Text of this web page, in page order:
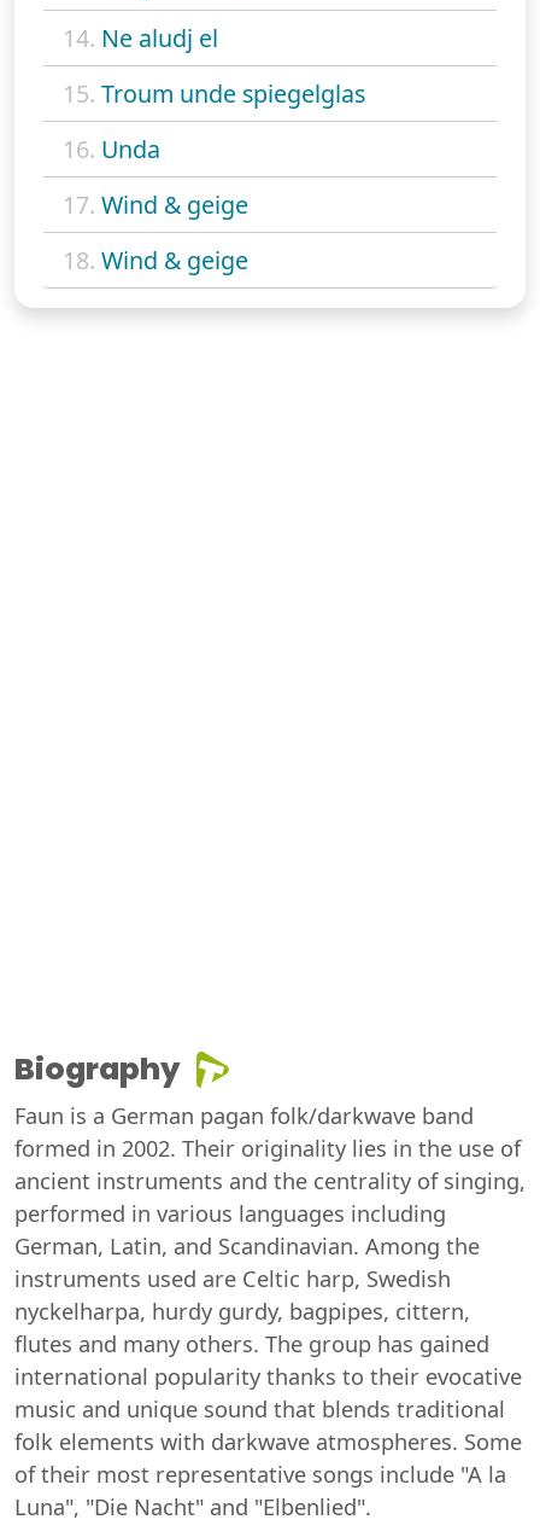
14. Ne aludj el
15. Troum unde spiegelglas
16. Unda
17. Wind & geige
18. Wind & geige
Biography
Faun is a German pagan folk/darkwave band
formed in 2002. Their originality lies in the use of
ancient instruments and the centrality of singing,
performed in various languages including
German, Latin, and Scandinavian. Among the
instruments used are Celtic harp, Swedish
nyckelharpa, hurdy gurdy, bagpipes, cittern,
flutes and many others. The group has gained
international popularity thanks to their evocative
music and unique sound that blends traditional
folk elements with darkwave atmospheres. Some
of their most representative songs include "A la
Luna", "Die Nacht" and "Elbenlied".